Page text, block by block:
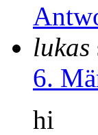
lukas
6.
hi